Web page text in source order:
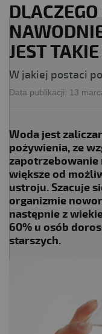
JEST
W jakiej postaci
Data publikacji: 13
Woda jest
pożywienia, ze
zapotrzebowanie
większe od
ustroju. Szacuje
organizmie
następnie z
60% u osób
starszych.